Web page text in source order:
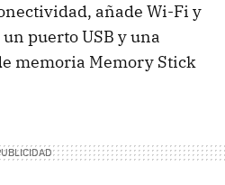
añade Wi-Fi y
puerto USB y una
memoria Memory Stick